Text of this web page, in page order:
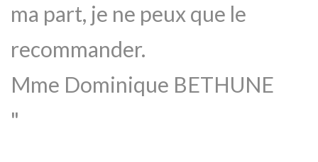
ma part, je ne peux que le
recommander.
Mme Dominique BETHUNE